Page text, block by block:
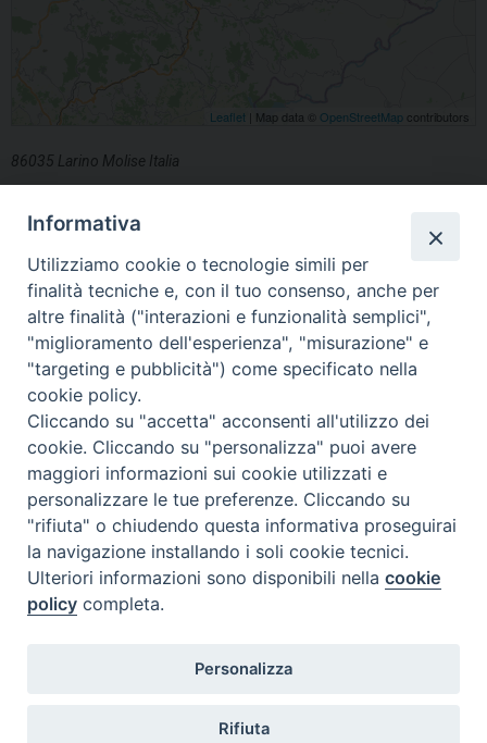
Leaflet | Map data © OpenStreetMap contributors
86035 Larino Molise Italia
F
a
c
e
b
o
k
P
i
n
t
e
e
s
t
L
i
n
k
e
I
n
X
T
h
r
e
a
s
W
h
a
t
s
A
p
p
e
l
e
g
a
m
Settimo centenario Concattedrale Larino omelia Vescovo
Gianfranco De Luca 30 luglio 2019
Omelia Vescovo Gianfranco De Luca messa Concattedrale
Larino 28 luglio 2019
Piazza Sant'Antonio, 6
Curia Vescovile
Informativa
Utilizziamo cookie o tecnologie simili per
finalità tecniche e, con il tuo consenso, anche per
altre finalità ("interazioni e funzionalità semplici",
"miglioramento dell'esperienza", "misurazione" e
"targeting e pubblicità") come specificato nella
cookie policy.
Cliccando su "accetta" acconsenti all'utilizzo dei
cookie. Cliccando su "personalizza" puoi avere
maggiori informazioni sui cookie utilizzati e
personalizzare le tue preferenze. Cliccando su
"rifiuta" o chiudendo questa informativa proseguirai
la navigazione installando i soli cookie tecnici.
Ulteriori informazioni sono disponibili nellacookie
policy completa.
Personalizza
Rifiuta